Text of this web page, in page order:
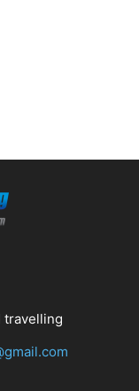
travelling